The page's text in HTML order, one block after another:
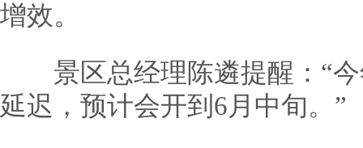
增效。
景区总经理陈遴提醒：“今
延迟，预计会开到6月中旬。”